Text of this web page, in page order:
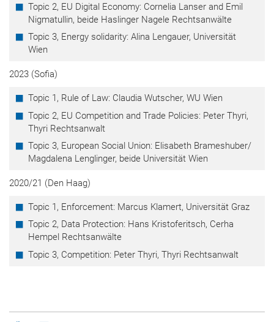
Topic 2, EU Digital Economy: Cornelia Lanser and Emil
Nigmatullin, beide Haslinger Nagele Rechtsanwälte
Topic 3, Energy solidarity: Alina Lengauer, Universität
Wien
2023 (Sofia)
Topic 1, Rule of Law: Claudia Wutscher, WU Wien
Topic 2, EU Competition and Trade Policies: Peter Thyri,
Thyri Rechtsanwalt
Topic 3, European Social Union: Elisabeth Brameshuber/
Magdalena Lenglinger, beide Universität Wien
2020/21 (Den Haag)
Topic 1, Enforcement: Marcus Klamert, Universität Graz
Topic 2, Data Protection: Hans Kristoferitsch, Cerha
Hempel Rechtsanwälte
Topic 3, Competition: Peter Thyri, Thyri Rechtsanwalt